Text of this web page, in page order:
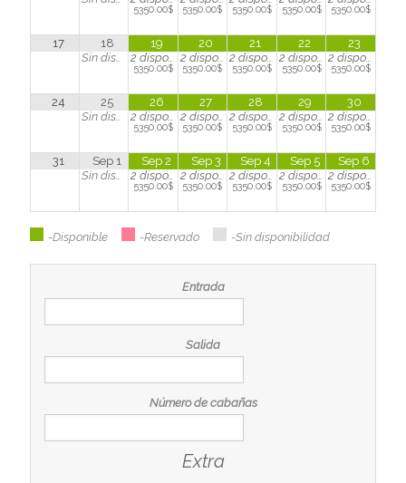
5350.00$ 5350.00$ 5350.00$ 5350.00$ 5350.00$
17
18
Sin disponibilidad
19
2disponible(s)
5350.00$
20
2 disponible(s)
5350.00$
21
2disponible(s)
5350.00$
22
2 disponible(s)
5350.00$
23
2disponible(s)
5350.00$
24
25
Sin disponibilidad
26
2disponible(s)
5350.00$
27
2 disponible(s)
5350.00$
28
2disponible(s)
5350.00$
29
2 disponible(s)
5350.00$
30
2disponible(s)
5350.00$
31
Sep 1
Sin disponibilidad
Sep 2
2disponible(s)
5350.00$
Sep 3
2 disponible(s)
5350.00$
Sep 4
2disponible(s)
5350.00$
Sep 5
2 disponible(s)
5350.00$
Sep 6
2disponible(s)
5350.00$
-Disponible -Reservado -Sin disponibilidad
Entrada
Salida
Número de cabañas
Extra